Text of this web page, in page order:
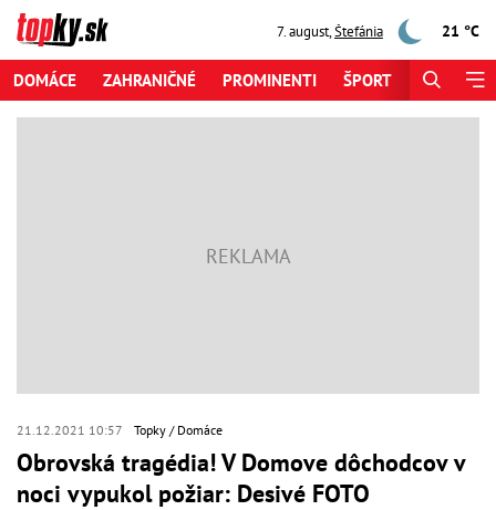
7. august,Štefánia 21 °C
DOMÁCE ZAHRANIČNÉ PROMINENTI ŠPORT
21.12.2021 10:57 Topky Domáce
Obrovská tragédia! V Domove dôchodcov v
noci vypukol požiar: Desivé FOTO